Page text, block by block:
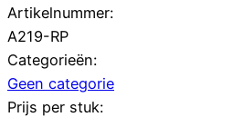
Artikelnummer:
A219-RP
Categorieën:
Geen categorie
Prijs per stuk: